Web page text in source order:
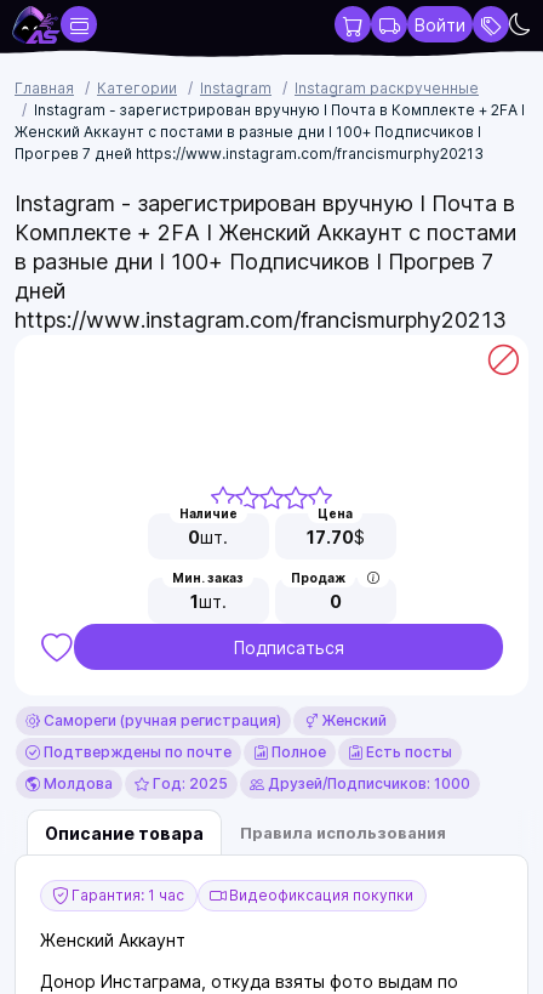
Войти
Главная Категории Instagram
Instagram раскрученные
Instagram - зарегистрирован вручную I Почта в Комплекте + 2FA I
Женский Аккаунт с постами в разные дни I 100+ Подписчиков I
Прогрев 7 дней https://www.instagram.com/francismurphy20213
Instagram - зарегистрирован вручную I Почта в
Комплекте + 2FA I Женский Аккаунт с постами
в разные дни I 100+ Подписчиков I Прогрев 7
дней
https://www.instagram.com/francismurphy20213
Наличие
0шт.
Цена
17.70$
Мин. заказ
1шт.
Продаж
0
Подписаться
Самореги (ручная регистрация)
Женский
Подтверждены по почте
Полное
Есть посты
Молдова
Год: 2025 Друзей/Подписчиков: 1000
Описание товара Правила использования
Гарантия: 1 час Видеофиксация покупки
Женский Аккаунт
Донор Инстаграма, откуда взяты фото выдам по